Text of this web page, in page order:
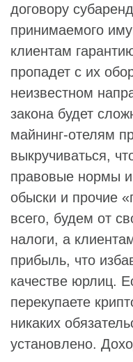
договору
принимаемого
клиентам
пропадет с их
неизвестном
закона будет
майнинг-отелям
выкручиваться,
правовые нормы
обыски и прочие
всего, будем от
налоги, а
прибыль, что
качестве юрлиц.
перекупаете
никаких
установлено.